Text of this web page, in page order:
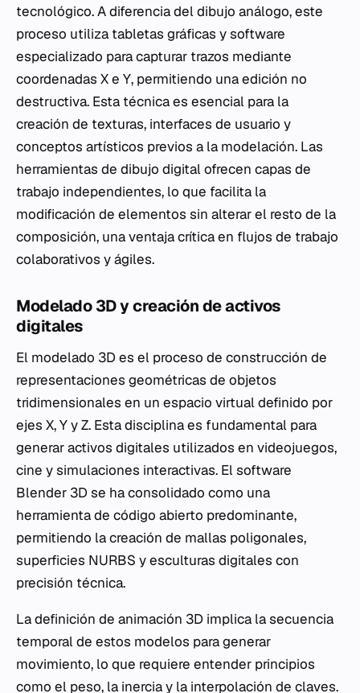
tecnológico. A diferencia del dibujo análogo, este
proceso utiliza tabletas gráficas y software
especializado para capturar trazos mediante
coordenadas X e Y, permitiendo una edición no
destructiva. Esta técnica es esencial para la
creación de texturas, interfaces de usuario y
conceptos artísticos previos a la modelación. Las
herramientas de dibujo digital ofrecen capas de
trabajo independientes, lo que facilita la
modificación de elementos sin alterar el resto de la
composición, una ventaja crítica en flujos de trabajo
colaborativos y ágiles.
Modelado 3D y creación de activos
digitales
El modelado 3D es el proceso de construcción de
representaciones geométricas de objetos
tridimensionales en un espacio virtual definido por
ejes X, Y y Z. Esta disciplina es fundamental para
generar activos digitales utilizados en videojuegos,
cine y simulaciones interactivas. El software
Blender 3D se ha consolidado como una
herramienta de código abierto predominante,
permitiendo la creación de mallas poligonales,
superficies NURBS y esculturas digitales con
precisión técnica.
La definición de animación 3D implica la secuencia
temporal de estos modelos para generar
movimiento, lo que requiere entender principios
como el peso, la inercia y la interpolación de claves.